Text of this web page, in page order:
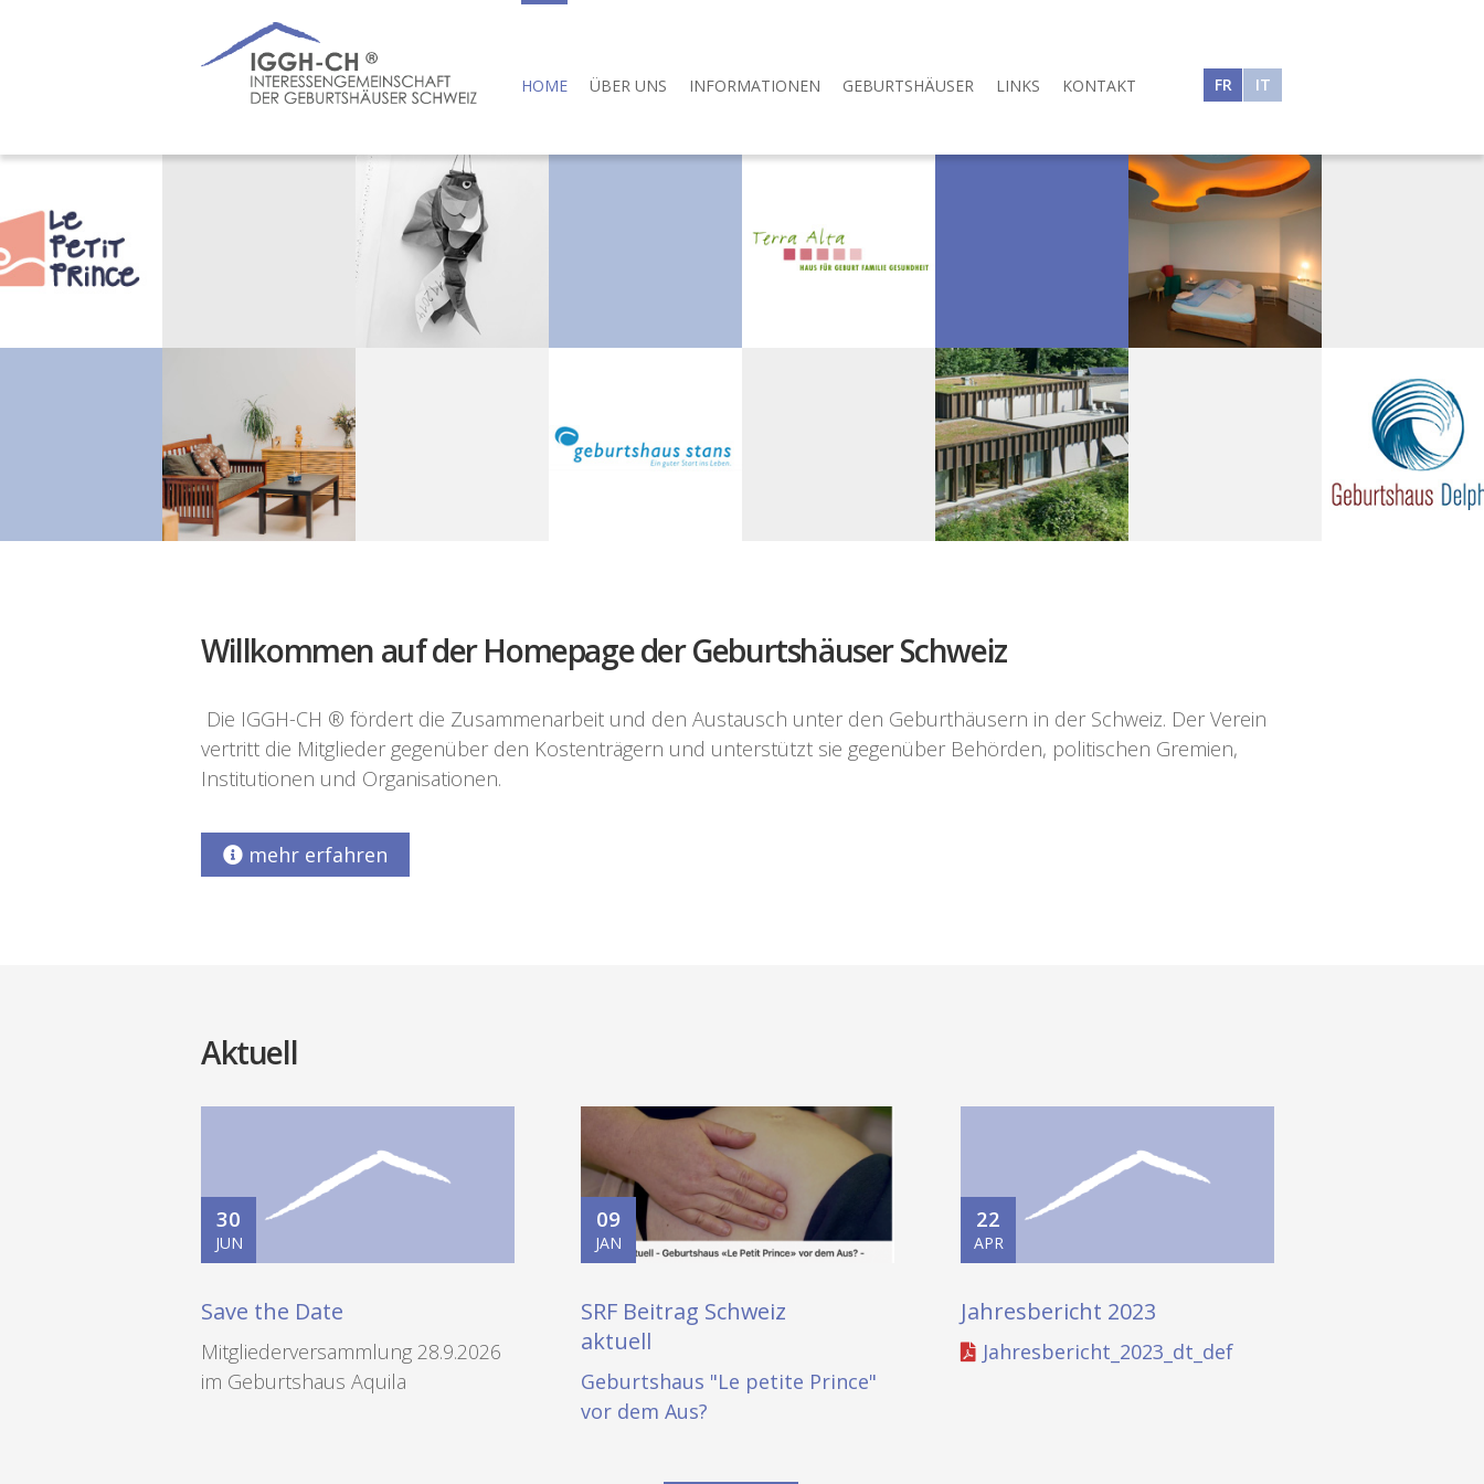
HOME ÜBER UNS INFORMATIONEN GEBURTSHÄUSER LINKS KONTAKT FR IT
Willkommen auf der Homepage der Geburtshäuser Schweiz
Die IGGH-CH ® fördert die Zusammenarbeit und den Austausch unter den Geburthäusern in der Schweiz. Der Verein
vertritt die Mitglieder gegenüber den Kostenträgern und unterstützt sie gegenüber Behörden, politischen Gremien,
Institutionen und Organisationen.
mehr erfahren
Aktuell
30
JUN
Save the Date
Mitgliederversammlung 28.9.2026
im Geburtshaus Aquila
09
JAN
SRF Beitrag Schweiz
aktuell
Geburtshaus "Le petite Prince"
vor dem Aus?
22
APR
Jahresbericht 2023
Jahresbericht_2023_dt_def